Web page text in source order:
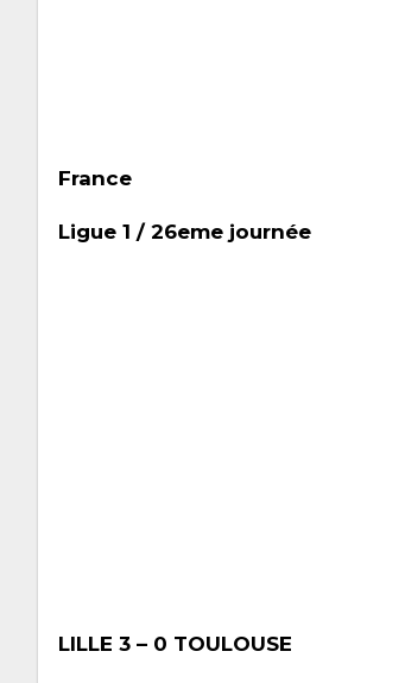
France
Ligue 1 / 26eme journée
LILLE 3 – 0 TOULOUSE